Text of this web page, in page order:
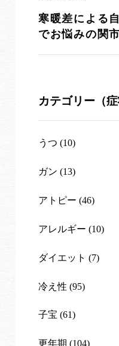
寒暖差による
でお悩みの関
カテゴリー（症
うつ (10)
ガン (13)
アトピー (46)
アレルギー (10)
ダイエット (7)
冷え性 (95)
子宝 (61)
更年期 (104)